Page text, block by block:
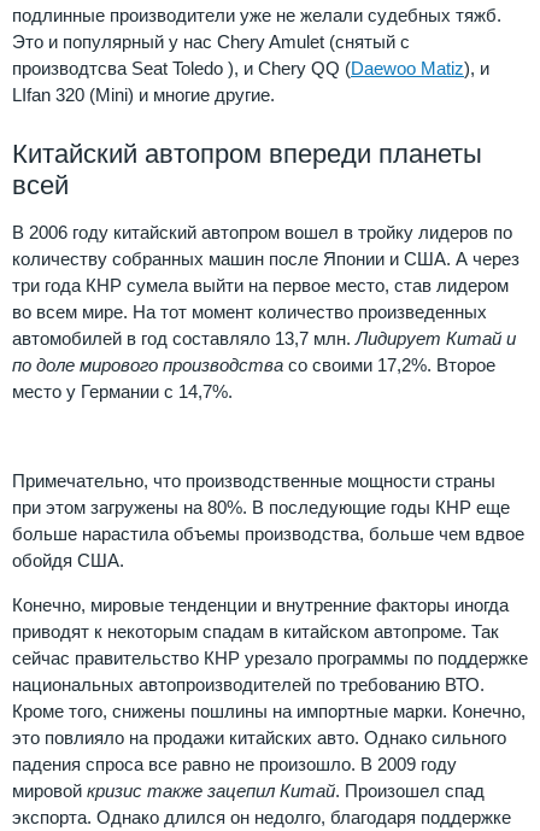
подлинные производители уже не желали судебных тяжб.
Это и популярный у нас Chery Amulet (снятый с
производтсва Seat Toledo ), и Chery QQ (Daewoo Matiz), и
LIfan 320 (Mini) и многие другие.
Китайский автопром впереди планеты
всей
В 2006 году китайский автопром вошел в тройку лидеров по
количеству собранных машин после Японии и США. А через
три года КНР сумела выйти на первое место, став лидером
во всем мире. На тот момент количество произведенных
автомобилей в год составляло 13,7 млн. Лидирует Китай и
по доле мирового производства со своими 17,2%. Второе
место у Германии с 14,7%.
Примечательно, что производственные мощности страны
при этом загружены на 80%. В последующие годы КНР еще
больше нарастила объемы производства, больше чем вдвое
обойдя США.
Конечно, мировые тенденции и внутренние факторы иногда
приводят к некоторым спадам в китайском автопроме. Так
сейчас правительство КНР урезало программы по поддержке
национальных автопроизводителей по требованию ВТО.
Кроме того, снижены пошлины на импортные марки. Конечно,
это повлияло на продажи китайских авто. Однако сильного
падения спроса все равно не произошло. В 2009 году
мировой кризис также зацепил Китай. Произошел спад
экспорта. Однако длился он недолго, благодаря поддержке